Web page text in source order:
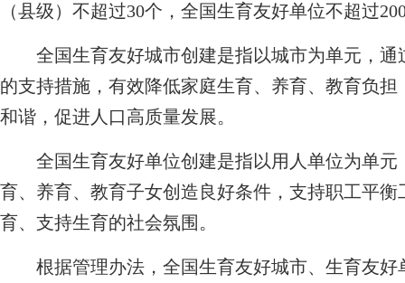
（县级）不超过30个，全国生育友好单位不超过
全国生育友好城市创建是指以城市为单元，通
的支持措施，有效降低家庭生育、养育、教育负
和谐，促进人口高质量发展。
全国生育友好单位创建是指以用人单位为单元
育、养育、教育子女创造良好条件，支持职工平
育、支持生育的社会氛围。
根据管理办法，全国生育友好城市、生育友好